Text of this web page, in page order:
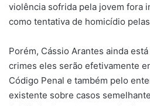
violência sofrida pela jovem fora
como tentativa de homicídio
Porém, Cássio Arantes ainda
crimes eles serão efetivamente
Código Penal e também pelo
existente sobre casos